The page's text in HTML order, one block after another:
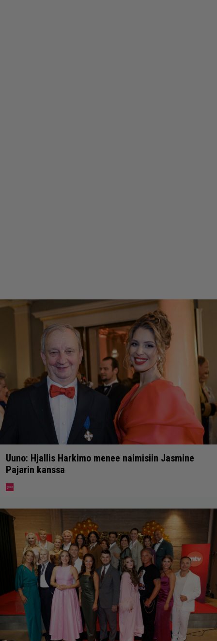
Uuno: Hjallis Harkimo menee naimisiin Jasmine
Pajarin kanssa